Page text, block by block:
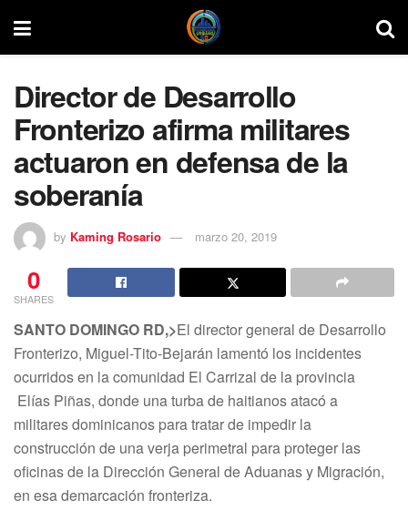
Director de Desarrollo
Fronterizo afirma militares
actuaron en defensa de la
soberanía
by Kaming Rosario marzo 20, 2019
0
SHARES
SANTO DOMINGO RD,>El director general de Desarrollo
Fronterizo, Miguel-Tito-Bejarán lamentó los incidentes
ocurridos en la comunidad El Carrizal de la provincia
Elías Piñas, donde una turba de haitianos atacó a
militares dominicanos para tratar de impedir la
construcción de una verja perimetral para proteger las
oficinas de la Dirección General de Aduanas y Migración,
en esa demarcación fronteriza.